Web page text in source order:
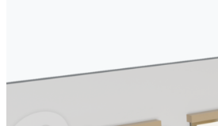
Videos
Redaktionelle Ereignisse